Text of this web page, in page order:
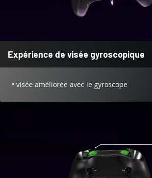
Expérience de visée gyroscopique
• visée améliorée avec le gyroscope